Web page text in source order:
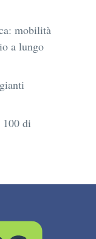
mobilità
a lungo
100 di